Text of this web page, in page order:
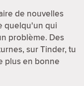
de nouvelles
quelqu'un qui
problème. Des
sur Tinder, tu
plus en bonne